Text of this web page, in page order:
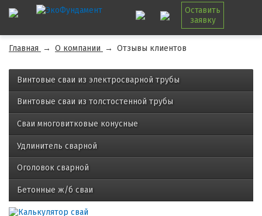
Оставить
заявку
Главная → О компании → Отзывы клиентов
Винтовые сваи из электросварной трубы
Винтовые сваи из толстостенной трубы
Сваи многовитковые конусные
Удлинитель сварной
Оголовок сварной
Бетонные ж/б сваи